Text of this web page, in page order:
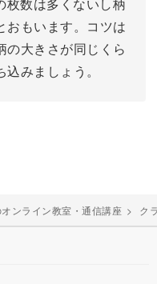
おもいます。コツは
の大きさが同じくら
みましょう。
ンライン教室・通信講座 > ク